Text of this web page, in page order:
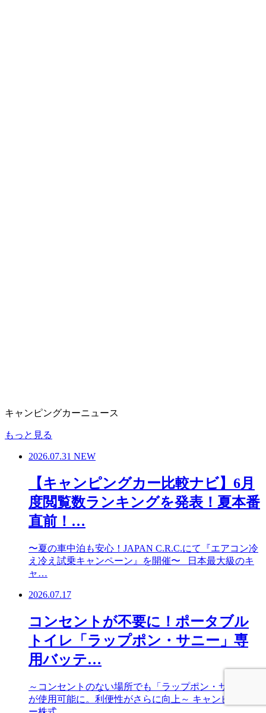
キャンピングカーニュース
もっと見る
2026.07.31 NEW
【キャンピングカー比較ナビ】6月
度閲覧数ランキングを発表！夏本番
直前！…
〜夏の車中泊も安心！JAPAN C.R.C.にて『エアコン冷
え冷え試乗キャンペーン』を開催〜 日本最大級のキ
ャ…
2026.07.17
コンセントが不要に！ポータブル
トイレ「ラップポン・サニー」専
用バッテ…
～コンセントのない場所でも「ラップポン・サニー」
が使用可能に。利便性がさらに向上～ キャンピングカ